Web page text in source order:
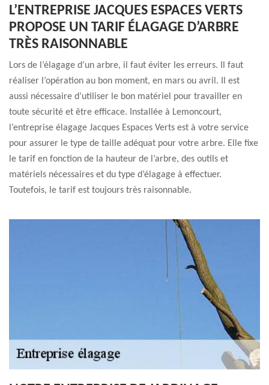
L’ENTREPRISE JACQUES ESPACES VERTS
PROPOSE UN TARIF ÉLAGAGE D’ARBRE
TRÈS RAISONNABLE
Lors de l’élagage d’un arbre, il faut éviter les erreurs. Il faut
réaliser l’opération au bon moment, en mars ou avril. Il est
aussi nécessaire d’utiliser le bon matériel pour travailler en
toute sécurité et être efficace. Installée à Lemoncourt,
l’entreprise élagage Jacques Espaces Verts est à votre service
pour assurer le type de taille adéquat pour votre arbre. Elle fixe
le tarif en fonction de la hauteur de l’arbre, des outils et
matériels nécessaires et du type d’élagage à effectuer.
Toutefois, le tarif est toujours très raisonnable.